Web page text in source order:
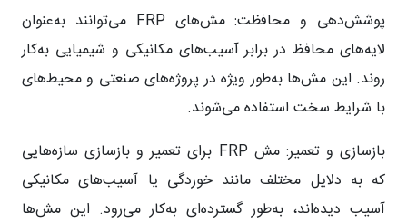
پوشش‌دهی و محافظت:
مش‌های FRP می‌توانند به‌عنوان
لایه‌های محافظ در برابر آسیب‌های مکانیکی و شیمیایی به‌کار
روند. این مش‌ها به‌طور ویژه در پروژه‌های صنعتی و محیط‌های
با شرایط سخت استفاده می‌شوند.
بازسازی و تعمیر:
مش FRP برای تعمیر و بازسازی سازه‌هایی
که به دلایل مختلف مانند خوردگی یا آسیب‌های مکانیکی
آسیب دیده‌اند، به‌طور گسترده‌ای به‌کار می‌رود. این مش‌ها